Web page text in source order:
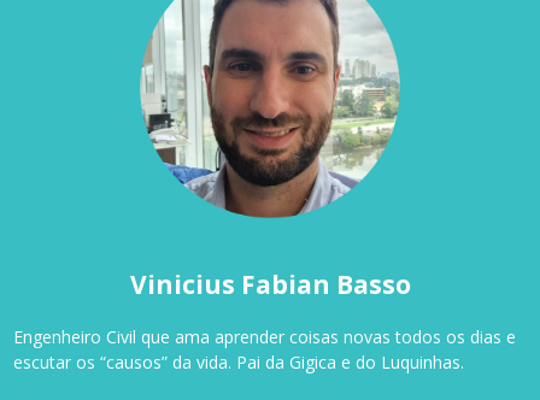
Vinicius Fabian Basso
Engenheiro Civil que ama aprender coisas novas todos os dias e
escutar os “causos” da vida. Pai da Gigica e do Luquinhas.